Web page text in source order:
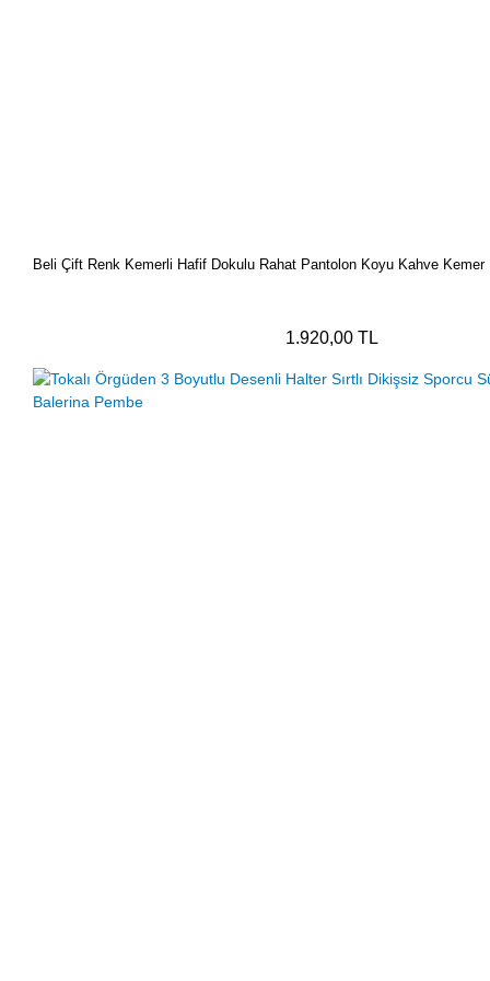
Beli Çift Renk Kemerli Hafif Dokulu Rahat Pantolon Koyu Kahve Kemer
1.920,00 TL